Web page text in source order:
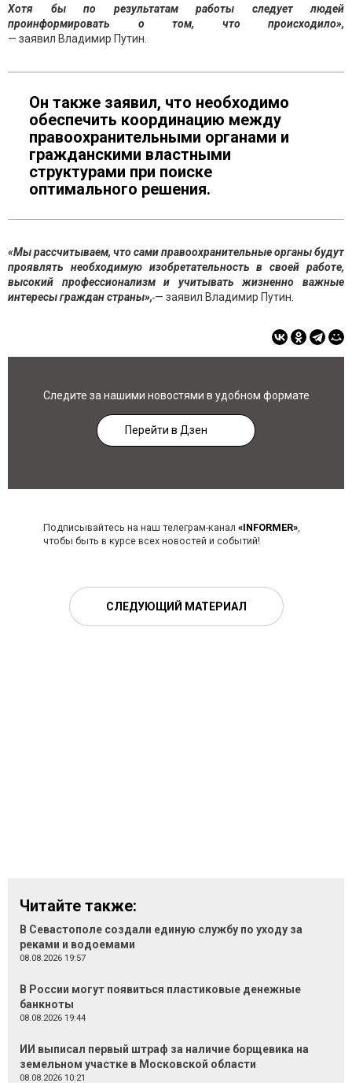
Хотя бы по результатам работы следует людей
проинформировать о том, что происходило»,
— заявил Владимир Путин.
Он также заявил, что необходимо
обеспечить координацию между
правоохранительными органами и
гражданскими властными
структурами при поиске
оптимального решения.
«Мы рассчитываем, что сами правоохранительные органы будут
проявлять необходимую изобретательность в своей работе,
высокий профессионализм и учитывать жизненно важные
интересы граждан страны», — заявил Владимир Путин.
Следите за нашими новостями в удобном формате
Перейти в Дзен
Подписывайтесь на наш телеграм-канал «INFORMER»,
чтобы быть в курсе всех новостей и событий!
СЛЕДУЮЩИЙ МАТЕРИАЛ
Читайте также:
В Севастополе создали единую службу по уходу за
реками и водоемами
08.08.2026 19:57
В России могут появиться пластиковые денежные
банкноты
08.08.2026 19:44
ИИ выписал первый штраф за наличие борщевика на
земельном участке в Московской области
08.08.2026 10:21